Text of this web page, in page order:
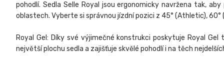
pohodlí. Sedla Selle Royal jsou ergonomicky navržena tak,
oblastech. Vyberte si správnou jízdní pozici z 45° (Athletic),
Royal Gel: Díky své výjimečné konstrukci poskytuje Royal
největší plochu sedla a zajišťuje skvělé pohodlí i na těch